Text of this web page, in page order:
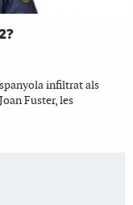
infiltrat als
Fuster, les